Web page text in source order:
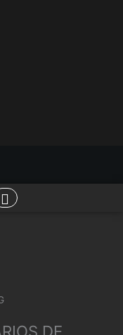
DE